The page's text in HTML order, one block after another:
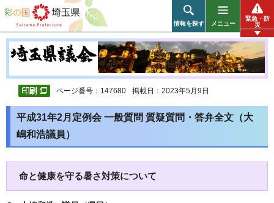
彩の国 埼玉県
情報を探す メニュー
緊急・防
災
ページ番号：147680 掲載日：2023年5月9日
平成31年2月定例会 一般質問 質疑質問・答弁全文（大
嶋和浩議員）
命と健康を守る暑さ対策について